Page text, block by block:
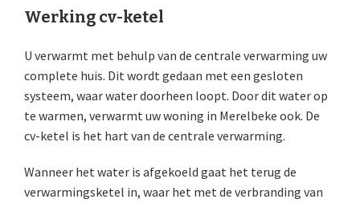
Werking cv-ketel
U verwarmt met behulp van de centrale verwarming uw
complete huis. Dit wordt gedaan met een gesloten
systeem, waar water doorheen loopt. Door dit water op
te warmen, verwarmt uw woning in Merelbeke ook. De
cv-ketel is het hart van de centrale verwarming.
Wanneer het water is afgekoeld gaat het terug de
verwarmingsketel in, waar het met de verbranding van